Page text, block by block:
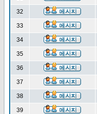
32
33
34
35
36
37
38
39